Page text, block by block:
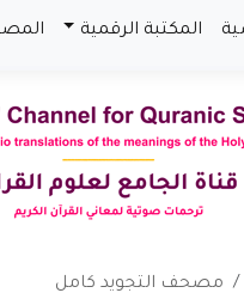
المكتبة الرقمية
مصحف التجويد كامل